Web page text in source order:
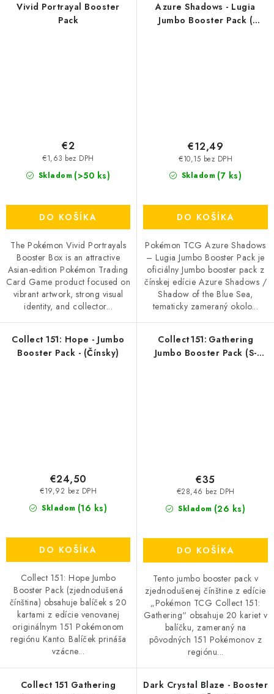
Vivid Portrayal Booster
Pack
Skladom (>50 ks)
€1,63 bez DPH
€2
DO KOŠÍKA
The Pokémon Vivid Portrayals
Booster Box is an attractive
Asian-edition Pokémon Trading
Card Game product focused on
vibrant artwork, strong visual
identity, and collector...
Azure Shadows - Lugia
Jumbo Booster Pack (
Skladom (7 ks)
€10,15 bez DPH
€12,49
DO KOŠÍKA
Pokémon TCG Azure Shadows
– Lugia Jumbo Booster Pack je
oficiálny Jumbo booster pack z
čínskej edície Azure Shadows /
Shadow of the Blue Sea,
tematicky zameraný okolo...
Collect 151: Hope - Jumbo
Booster Pack - (Čínsky)
Skladom (16 ks)
€19,92 bez DPH
€24,50
DO KOŠÍKA
Collect 151: Hope Jumbo
Booster Pack (zjednodušená
čínština) obsahuje balíček s 20
kartami z edície venovanej
originálnym 151 Pokémonom
regiónu Kanto. Balíček prináša
vzácne...
Collect 151: Gathering
Jumbo Booster Pack (S-
Skladom (26 ks)
€28,46 bez DPH
€35
DO KOŠÍKA
Tento jumbo booster pack v
zjednodušenej čínštine z edície
„Pokémon TCG Collect 151:
Gathering“ obsahuje 20 kariet v
balíčku, zameraný na
pôvodných 151 Pokémonov z
regiónu...
Collect 151 Gathering
Dark Crystal Blaze - Booster